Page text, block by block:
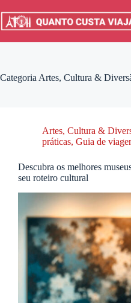
para
Categoria Artes, Cultura &
Artes, Cultura &
práticas, Guia de
Descubra os melhores
seu roteiro cultural